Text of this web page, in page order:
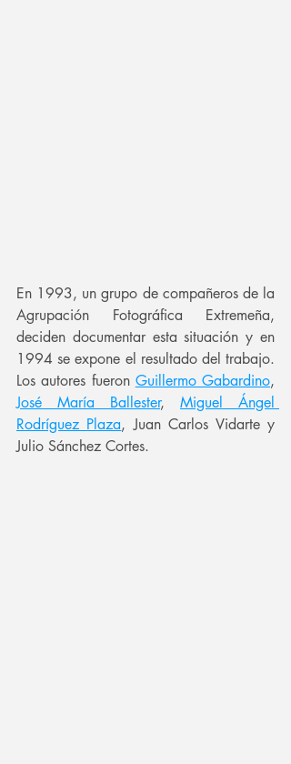
En 1993, un grupo de compañeros de la
Agrupación Fotográfica Extremeña,
deciden documentar esta situación y en
1994 se expone el resultado del trabajo.
Los autores fueron Guillermo Gabardino
José María Ballester, Miguel Ángel
Rodríguez Plaza, Juan Carlos Vidarte y
Julio Sánchez Cortes.